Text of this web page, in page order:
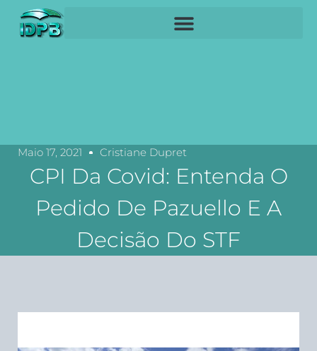
Maio 17, 2021 Cristiane Dupret
CPI Da Covid: Entenda O
Pedido De Pazuello E A
Decisão Do STF